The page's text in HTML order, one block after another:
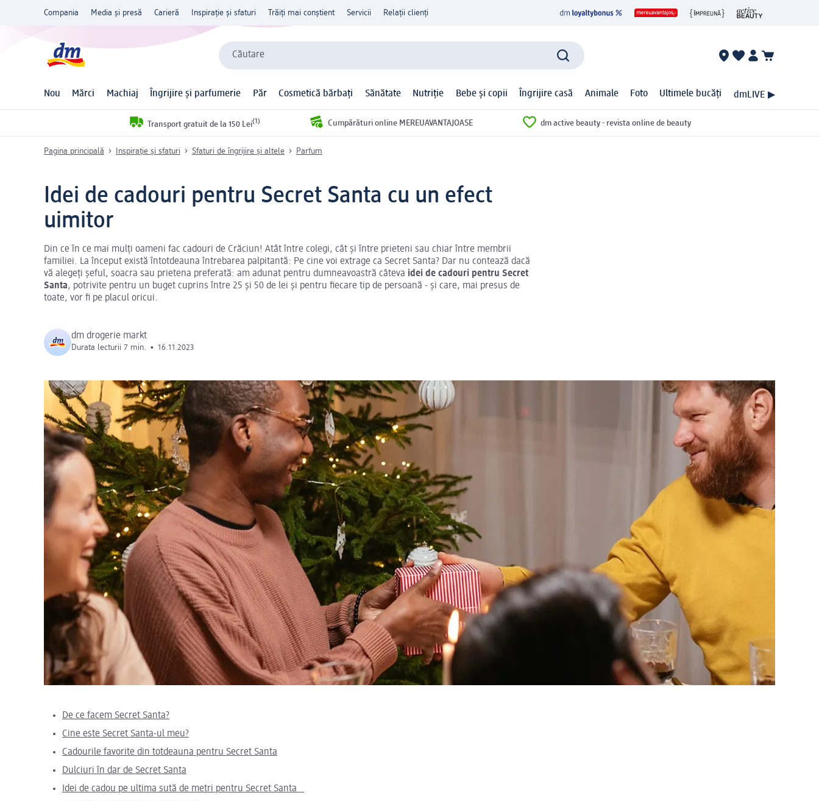
Compania Media și presă Carieră Inspirație și sfaturi Trăiți mai conștient Servicii Relații clienți
Căutare
Nou Mărci Machiaj Îngrijire și parfumerie Păr Cosmetică bărbați Sănătate Nutriție Bebe și copii Îngrijire casă Animale Foto Ultimele bucăți dmLIVE ▶
Transport gratuit de la 150 Lei(1) Cumpărături online MEREUAVANTAJOASE dm active beauty - revista online de beauty
Pagina principală Inspirație și sfaturi Sfaturi de îngrijire și altele Parfum
Idei de cadouri pentru Secret Santa cu un efect
uimitor
Din ce în ce mai mulți oameni fac cadouri de Crăciun! Atât între colegi, cât și între prieteni sau chiar între membrii
familiei. La început există întotdeauna întrebarea palpitantă: Pe cine voi extrage ca Secret Santa? Dar nu contează dacă
vă alegeți șeful, soacra sau prietena preferată: am adunat pentru dumneavoastră câteva idei de cadouri pentru Secret
Santa, potrivite pentru un buget cuprins între 25 și 50 de lei și pentru fiecare tip de persoană - și care, mai presus de
toate, vor fi pe placul oricui.
dm drogerie markt
Durata lecturii 7 min. • 16.11.2023
De ce facem Secret Santa?
Cine este Secret Santa-ul meu?
Cadourile favorite din totdeauna pentru Secret Santa
Dulciuri în dar de Secret Santa
Idei de cadou pe ultima sută de metri pentru Secret Santa